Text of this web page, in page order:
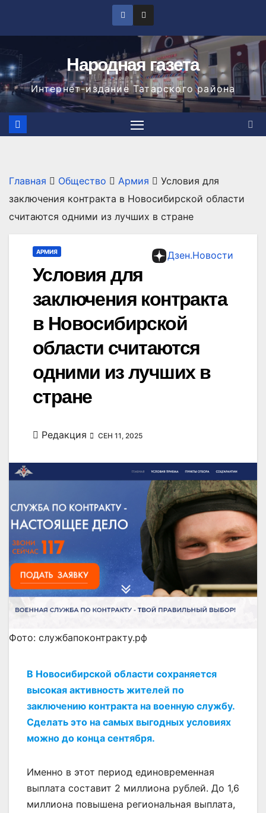
Народная газета
Интернет-издание Татарского района
Главная Общество Армия
Условия для
заключения контракта в Новосибирской области
считаются одними из лучших в стране
Дзен.Новости
АРМИЯ
Условия для
заключения контракта
в Новосибирской
области считаются
одними из лучших в
стране
Редакция СЕН 11, 2025
Фото: службапоконтракту.рф
В Новосибирской области сохраняется
высокая активность жителей по
заключению контракта на военную службу.
Сделать это на самых выгодных условиях
можно до конца сентября.
Именно в этот период единовременная
выплата составит 2 миллиона рублей. До 1,6
миллиона повышена региональная выплата,